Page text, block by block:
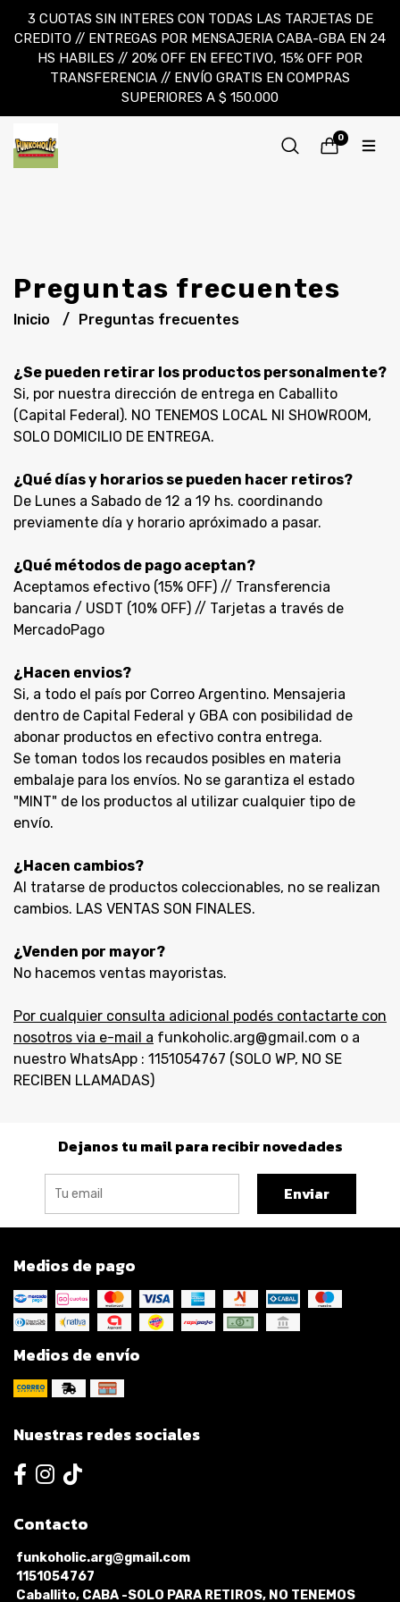
3 CUOTAS SIN INTERES CON TODAS LAS TARJETAS DE
CREDITO // ENTREGAS POR MENSAJERIA CABA-GBA EN 24
HS HABILES // 20% OFF EN EFECTIVO, 15% OFF POR
TRANSFERENCIA // ENVÍO GRATIS EN COMPRAS
SUPERIORES A $ 150.000
0
Preguntas frecuentes
Inicio Preguntas frecuentes
¿Se pueden retirar los productos personalmente?
Si, por nuestra dirección de entrega en Caballito
(Capital Federal). NO TENEMOS LOCAL NI SHOWROOM,
SOLO DOMICILIO DE ENTREGA.
¿Qué días y horarios se pueden hacer retiros?
De Lunes a Sabado de 12 a 19 hs. coordinando
previamente día y horario apróximado a pasar.
¿Qué métodos de pago aceptan?
Aceptamos efectivo (15% OFF) // Transferencia
bancaria / USDT (10% OFF) // Tarjetas a través de
MercadoPago
¿Hacen envios?
Si, a todo el país por Correo Argentino. Mensajeria
dentro de Capital Federal y GBA con posibilidad de
abonar productos en efectivo contra entrega.
Se toman todos los recaudos posibles en materia
embalaje para los envíos. No se garantiza el estado
"MINT" de los productos al utilizar cualquier tipo de
envío.
¿Hacen cambios?
Al tratarse de productos coleccionables, no se realizan
cambios. LAS VENTAS SON FINALES.
¿Venden por mayor?
No hacemos ventas mayoristas.
Por cualquier consulta adicional podés contactarte con
nosotros via e-mail a funkoholic.arg@gmail.com o a
nuestro WhatsApp : 1151054767 (SOLO WP, NO SE
RECIBEN LLAMADAS)
Dejanos tu mail para recibir novedades
Enviar
Medios de pago
Medios de envío
Nuestras redes sociales
Contacto
funkoholic.arg@gmail.com
1151054767
Caballito, CABA -SOLO PARA RETIROS, NO TENEMOS